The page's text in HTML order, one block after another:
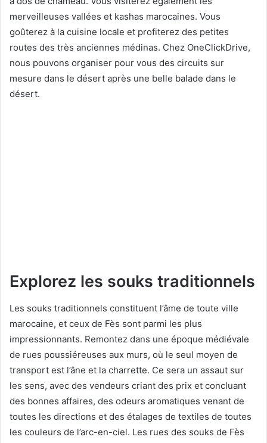
merveilleuses vallées et kashas marocaines. Vous
goûterez à la cuisine locale et profiterez des petites
routes dеs très anciennes médinas. Chez OneClickDrivе,
nous pouvons organiser pour vous des circuits sur
mesure dans le désert après une belle balade dans le
désert.
Explorez les souks traditionnels
Les souks traditionnels constituent l’âme de toute ville
marocaine, et ceux de Fès sont parmi les plus
impressionnants. Remontez dans une époque médiévale
de rues poussiéreuses aux murs, où le seul moyen de
transport est l’âne et la charrette. Ce sera un assaut sur
les sens, avec des vendeurs criant des prix et concluant
des bonnes affaires, des odeurs aromatiques venant de
toutes les directions et des étalages de textiles de toutes
les couleurs de l’arc-en-ciel. Les rues des souks de Fès